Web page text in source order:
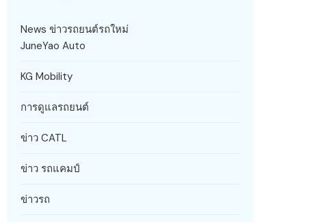
News ข่าวรถยนต์รถใหม่
JuneYao Auto
KG Mobility
การดูแลรถยนต์
ข่าว CATL
ข่าว รถแคมป์
ข่าวรถ